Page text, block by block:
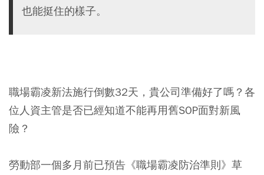
也能挺住的樣子。
職場霸凌新法施行倒數32天，貴公司準備好了嗎？各
位人資主管是否已經知道不能再用舊SOP面對新風
險？
勞動部一個多月前已預告《職場霸凌防治準則》草